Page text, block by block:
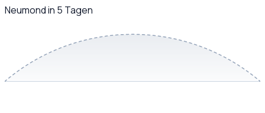
Neumond in 5 Tagen